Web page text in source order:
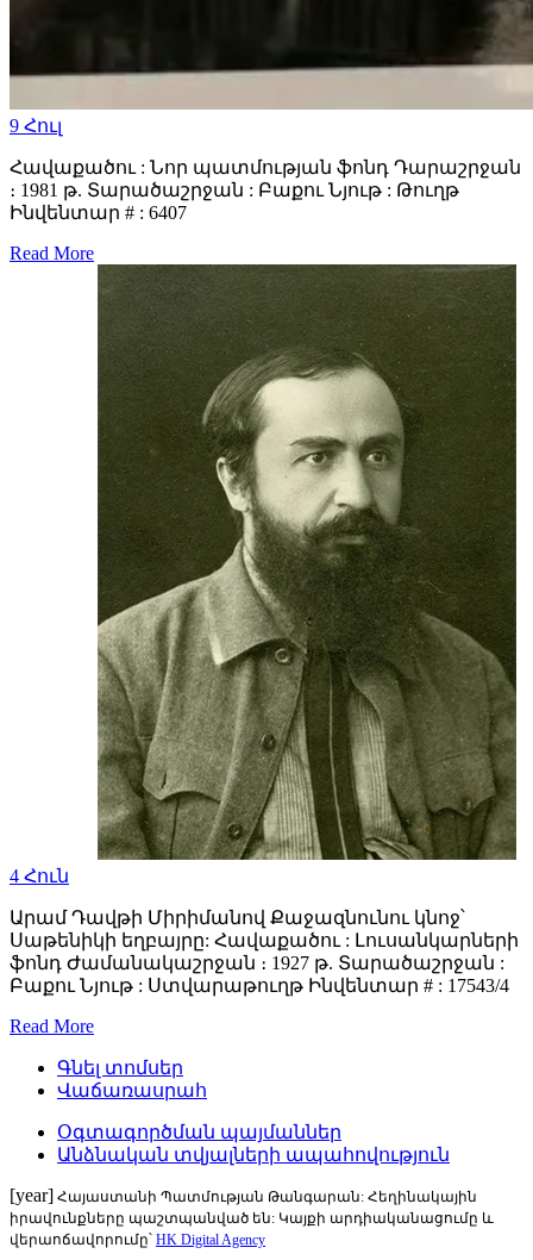
9 Հուլ
Հավաքածու : Նոր պատմության ֆոնդ Դարաշրջան
։ 1981 թ. Տարածաշրջան : Բաքու Նյութ : Թուղթ
Ինվենտար # : 6407
Read More
4 Հուն
Արամ Դավթի Միրիմանով Քաջազնունու կնոջ՝
Սաթենիկի եղբայրը: Հավաքածու : Լուսանկարների
ֆոնդ Ժամանակաշրջան ։ 1927 թ. Տարածաշրջան :
Բաքու Նյութ : Ստվարաթուղթ Ինվենտար # : 17543/4
Read More
Գնել տոմսեր
Վաճառասրահ
Օգտագործման պայմաններ
Անձնական տվյալների ապահովություն
[year] Հայաստանի Պատմության Թանգարան: Հեղինակային
իրավունքները պաշտպանված են: Կայքի արդիականացումը և
վերաոճավորումը՝ HK Digital Agency